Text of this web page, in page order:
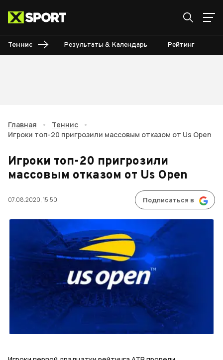
Теннис Результаты & Календарь Рейтинг
Главная • Теннис
•
Игроки топ-20 пригрозили массовым отказом от Us Open
Игроки топ-20 пригрозили
массовым отказом от Us Open
07.08.2020, 15:50 Подписаться в